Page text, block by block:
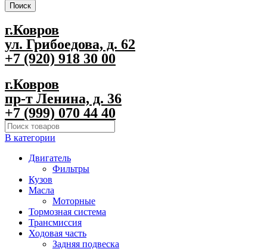
Поиск
г.Ковров
ул. Грибоедова, д. 62
+7 (920) 918 30 00
г.Ковров
пр-т Ленина, д. 36
+7 (999) 070 44 40
В категории
Двигатель
Фильтры
Кузов
Масла
Моторные
Тормозная система
Трансмиссия
Ходовая часть
Задняя подвеска